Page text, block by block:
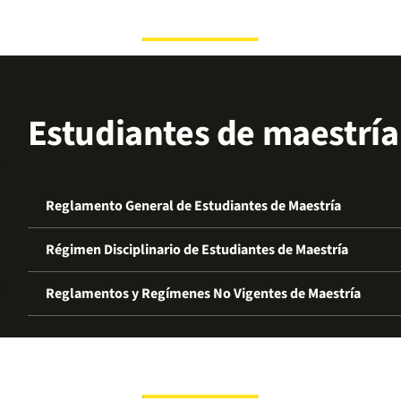
Estudiantes de maestría
Reglamento General de Estudiantes de Maestría
Régimen Disciplinario de Estudiantes de Maestría
Reglamentos y Regímenes No Vigentes de Maestría